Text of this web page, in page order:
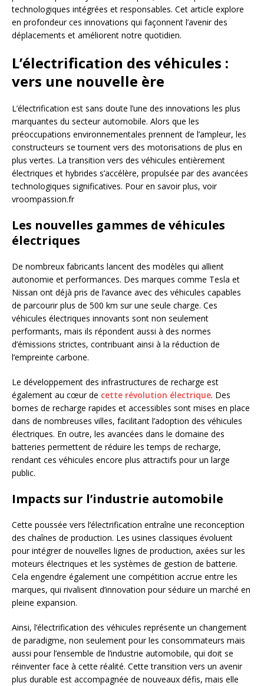
technologiques intégrées et responsables. Cet article explore
en profondeur ces innovations qui façonnent l’avenir des
déplacements et améliorent notre quotidien.
L’électrification des véhicules :
vers une nouvelle ère
L’électrification est sans doute l’une des innovations les plus
marquantes du secteur automobile. Alors que les
préoccupations environnementales prennent de l’ampleur, les
constructeurs se tournent vers des motorisations de plus en
plus vertes. La transition vers des véhicules entièrement
électriques et hybrides s’accélère, propulsée par des avancées
technologiques significatives. Pour en savoir plus, voir
vroompassion.fr
Les nouvelles gammes de véhicules
électriques
De nombreux fabricants lancent des modèles qui allient
autonomie et performances. Des marques comme Tesla et
Nissan ont déjà pris de l’avance avec des véhicules capables
de parcourir plus de 500 km sur une seule charge. Ces
véhicules électriques innovants sont non seulement
performants, mais ils répondent aussi à des normes
d’émissions strictes, contribuant ainsi à la réduction de
l’empreinte carbone.
Le développement des infrastructures de recharge est
également au cœur de cette révolution électrique. Des
bornes de recharge rapides et accessibles sont mises en place
dans de nombreuses villes, facilitant l’adoption des véhicules
électriques. En outre, les avancées dans le domaine des
batteries permettent de réduire les temps de recharge,
rendant ces véhicules encore plus attractifs pour un large
public.
Impacts sur l’industrie automobile
Cette poussée vers l’électrification entraîne une reconception
des chaînes de production. Les usines classiques évoluent
pour intégrer de nouvelles lignes de production, axées sur les
moteurs électriques et les systèmes de gestion de batterie.
Cela engendre également une compétition accrue entre les
marques, qui rivalisent d’innovation pour séduire un marché en
pleine expansion.
Ainsi, l’électrification des véhicules représente un changement
de paradigme, non seulement pour les consommateurs mais
aussi pour l’ensemble de l’industrie automobile, qui doit se
réinventer face à cette réalité. Cette transition vers un avenir
plus durable est accompagnée de nouveaux défis, mais elle